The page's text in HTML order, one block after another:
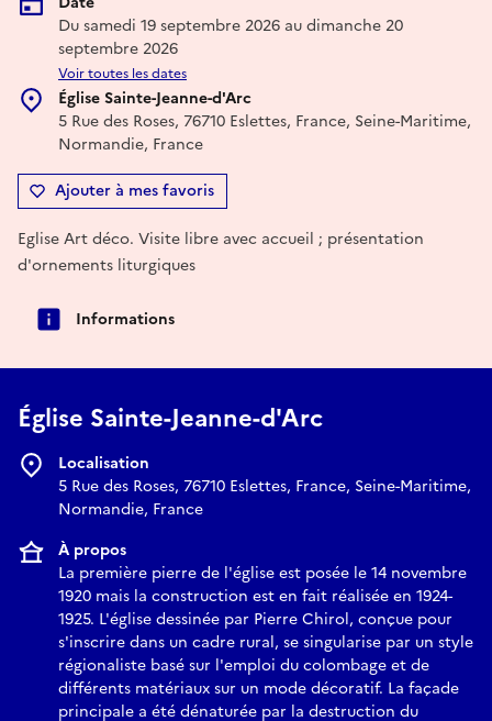
Du samedi 19 septembre 2026 au dimanche 20
septembre 2026
Voir toutes les dates
Église Sainte-Jeanne-d'Arc
5 Rue des Roses, 76710 Eslettes, France, Seine-Maritime,
Normandie, France
Ajouter à mes favoris
Eglise Art déco. Visite libre avec accueil ; présentation
d'ornements liturgiques
Informations
Église Sainte-Jeanne-d'Arc
Localisation
5 Rue des Roses, 76710 Eslettes, France, Seine-Maritime,
Normandie, France
À propos
La première pierre de l'église est posée le 14 novembre
1920 mais la construction est en fait réalisée en 1924-
1925. L'église dessinée par Pierre Chirol, conçue pour
s'inscrire dans un cadre rural, se singularise par un style
régionaliste basé sur l'emploi du colombage et de
différents matériaux sur un mode décoratif. La façade
principale a été dénaturée par la destruction du